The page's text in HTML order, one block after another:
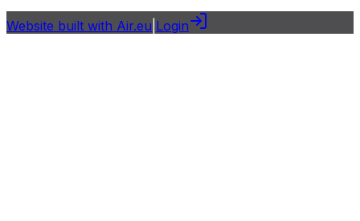
Website built with Air.eu Login